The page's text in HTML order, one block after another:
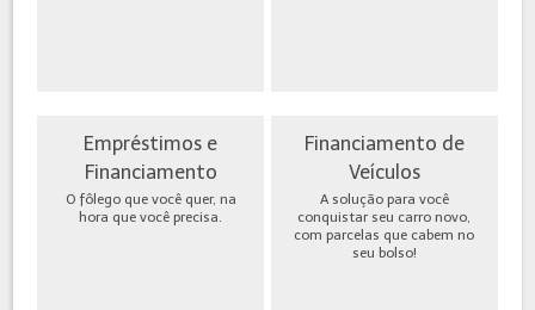
Empréstimos e
Financiamento
O fôlego que você quer, na
hora que você precisa.
Financiamento de
Veículos
A solução para você
conquistar seu carro novo,
com parcelas que cabem no
seu bolso!